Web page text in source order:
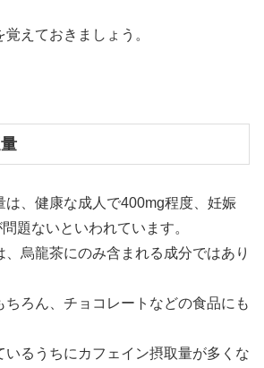
えておきましょう。
は、健康な成人で400mg程度、妊娠
題ないといわれています。
、烏龍茶にのみ含まれる成分ではあり
ちろん、チョコレートなどの食品にも
いるうちにカフェイン摂取量が多くな